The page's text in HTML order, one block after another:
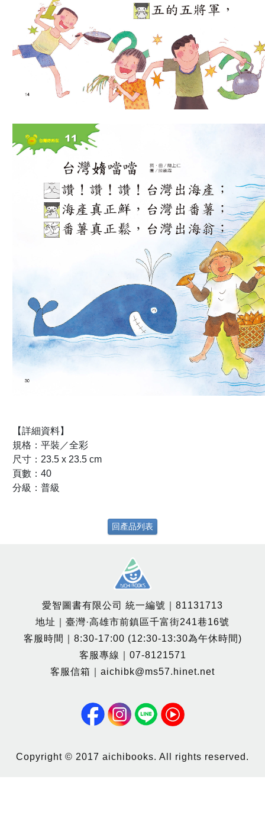
【詳細資料】
規格：平裝／全彩
尺寸：23.5 x 23.5 cm
頁數：40
分級：普級
回產品列表
愛智圖書有限公司 統一編號｜81131713
地址｜臺灣·高雄市前鎮區千富街241巷16號
客服時間｜8:30-17:00 (12:30-13:30為午休時間)
客服專線｜07-8121571
客服信箱｜aichibk@ms57.hinet.net
Copyright © 2017 aichibooks. All rights reserved.